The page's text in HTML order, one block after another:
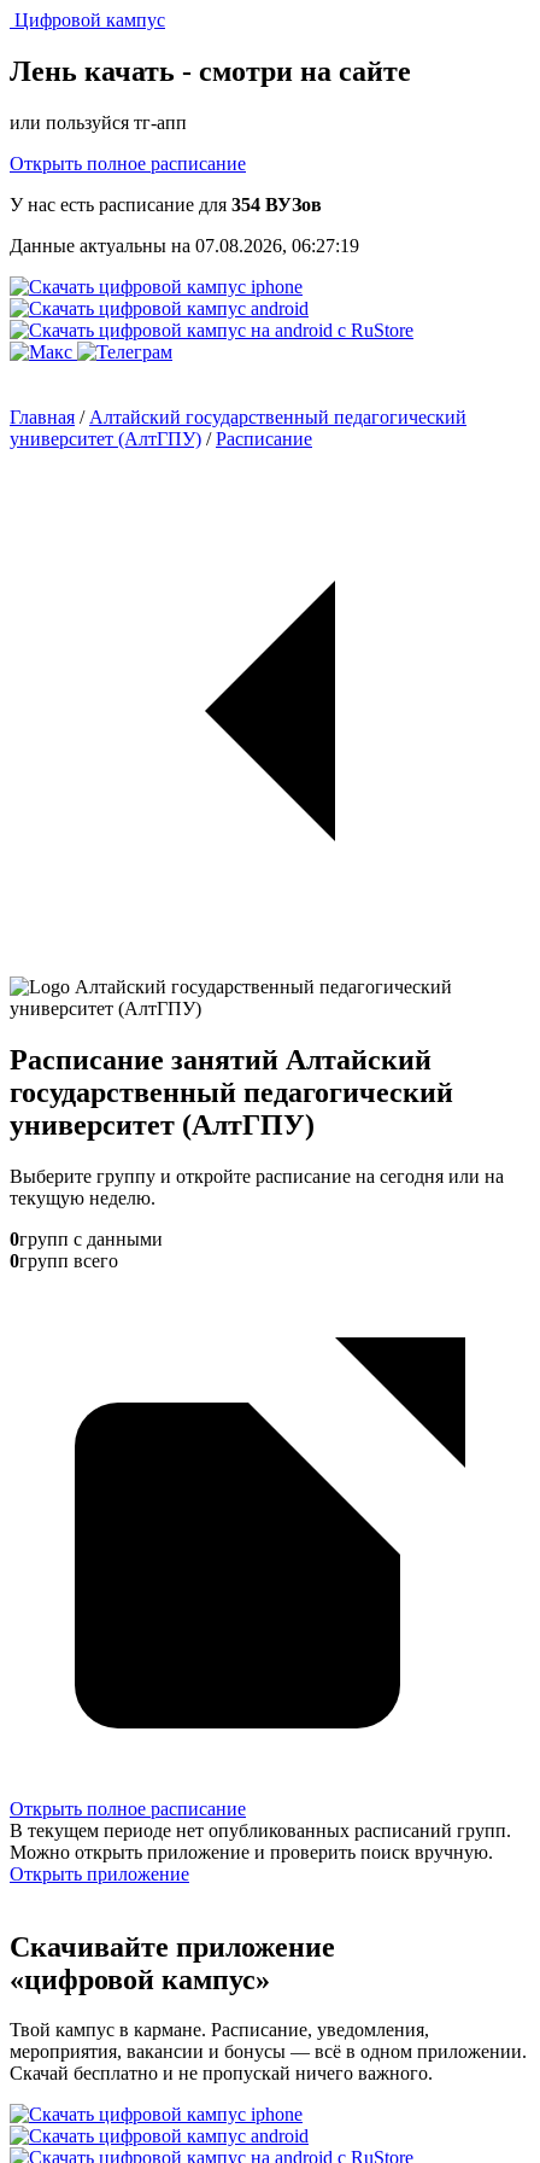
Цифровой кампус
Лень качать - смотри на сайте
или пользуйся тг-апп
Открыть полное расписание
У нас есть расписание для 354 ВУЗов
Данные актуальны на 07.08.2026, 06:27:19
Главная / Алтайский государственный педагогический
университет (АлтГПУ) /Расписание
Расписание занятий Алтайский
государственный педагогический
университет (АлтГПУ)
Выберите группу и откройте расписание на сегодня или на
текущую неделю.
0групп с данными
0групп всего
Открыть полное расписание
В текущем периоде нет опубликованных расписаний групп.
Можно открыть приложение и проверить поиск вручную.
Открыть приложение
Скачивайте приложение
«цифровой кампус»
Твой кампус в кармане. Расписание, уведомления,
мероприятия, вакансии и бонусы — всё в одном приложении.
Скачай бесплатно и не пропускай ничего важного.